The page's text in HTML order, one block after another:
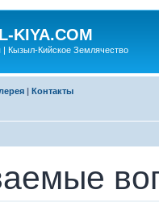
KIYA.COM
Кызыл-Кийское Землячество
| Контакты